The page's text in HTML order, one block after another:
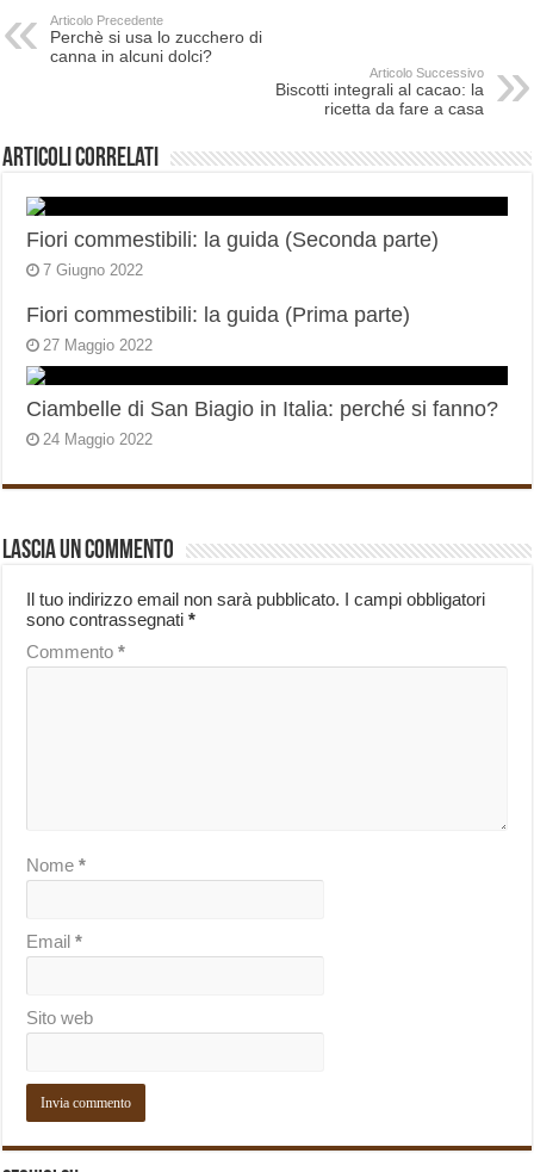
Articolo Precedente
Perchè si usa lo zucchero di
canna in alcuni dolci?
Articolo Successivo
Biscotti integrali al cacao: la
ricetta da fare a casa
Articoli correlati
Fiori commestibili: la guida (Seconda parte)
7 Giugno 2022
Fiori commestibili: la guida (Prima parte)
27 Maggio 2022
Ciambelle di San Biagio in Italia: perché si fanno?
24 Maggio 2022
Lascia un commento
Il tuo indirizzo email non sarà pubblicato. I campi obbligatori
sono contrassegnati*
Commento*
Nome*
Email*
Sito web